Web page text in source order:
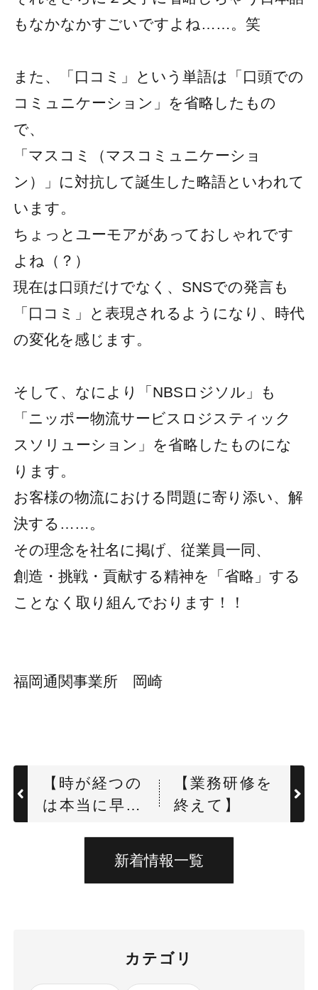
もなかなかすごいですよね……。笑
また、「口コミ」という単語は「口頭での
コミュニケーション」を省略したもの
で、
「マスコミ（マスコミュニケーショ
ン）」に対抗して誕生した略語といわれて
います。
ちょっとユーモアがあっておしゃれです
よね（？）
現在は口頭だけでなく、SNSでの発言も
「口コミ」と表現されるようになり、時代
の変化を感じます。
そして、なにより「NBSロジソル」も
「ニッポー物流サービスロジスティック
スソリューション」を省略したものにな
ります。
お客様の物流における問題に寄り添い、解
決する……。
その理念を社名に掲げ、従業員一同、
創造・挑戦・貢献する精神を「省略」する
ことなく取り組んでおります！！
福岡通関事業所 岡崎
【時が経つの
は本当に早
【業務研修を
終えて】
新着情報一覧
カテゴリ